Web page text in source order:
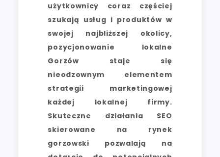
użytkownicy coraz częściej
szukają usług i produktów w
swojej najbliższej okolicy,
pozycjonowanie lokalne
Gorzów staje się
nieodzownym elementem
strategii marketingowej
każdej lokalnej firmy.
Skuteczne działania SEO
skierowane na rynek
gorzowski pozwalają na